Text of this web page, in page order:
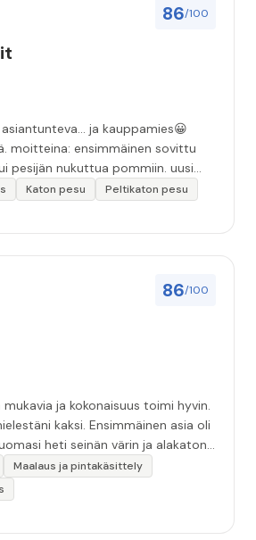
86/100
ja kauppamies😀
pesijän nukuttua pommiin. uusi
oikein hyvää ja osaavaa. toinen
matkoilla ja jossain
naapuri uskaltautui
siis tarkkuutta
”
Katon pesu
Peltikaton pesu
86/100
ja kokonaisuus toimi hyvin.
kaksi. Ensimmäinen asia oli
heti seinän värin ja alakaton
huomannut. Hyvä toki että siinä
toki optimaalisessa
jo kiinnittänyt tähän huomiota.
Maalaus ja pintakäsittely